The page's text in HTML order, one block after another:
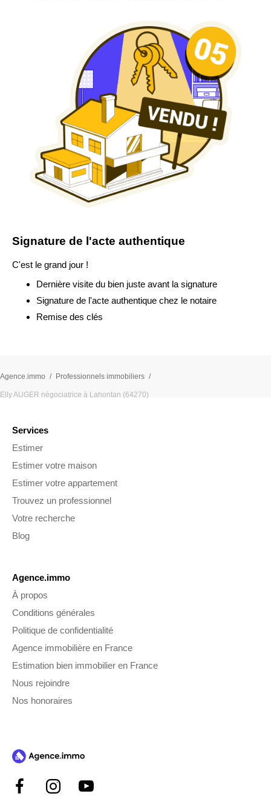
Signature de l'acte authentique
C'est le grand jour !
Dernière visite du bien juste avant la signature
Signature de l'acte authentique chez le notaire
Remise des clés
Agence.immo Professionnels immobiliers
Elly AUGER négociatrice à Lahontan (64270)
Services
Estimer
Estimer votre maison
Estimer votre appartement
Trouvez un professionnel
Votre recherche
Blog
Agence.immo
À propos
Conditions générales
Politique de confidentialité
Agence immobilière en France
Estimation bien immobilier en France
Nous rejoindre
Nos honoraires